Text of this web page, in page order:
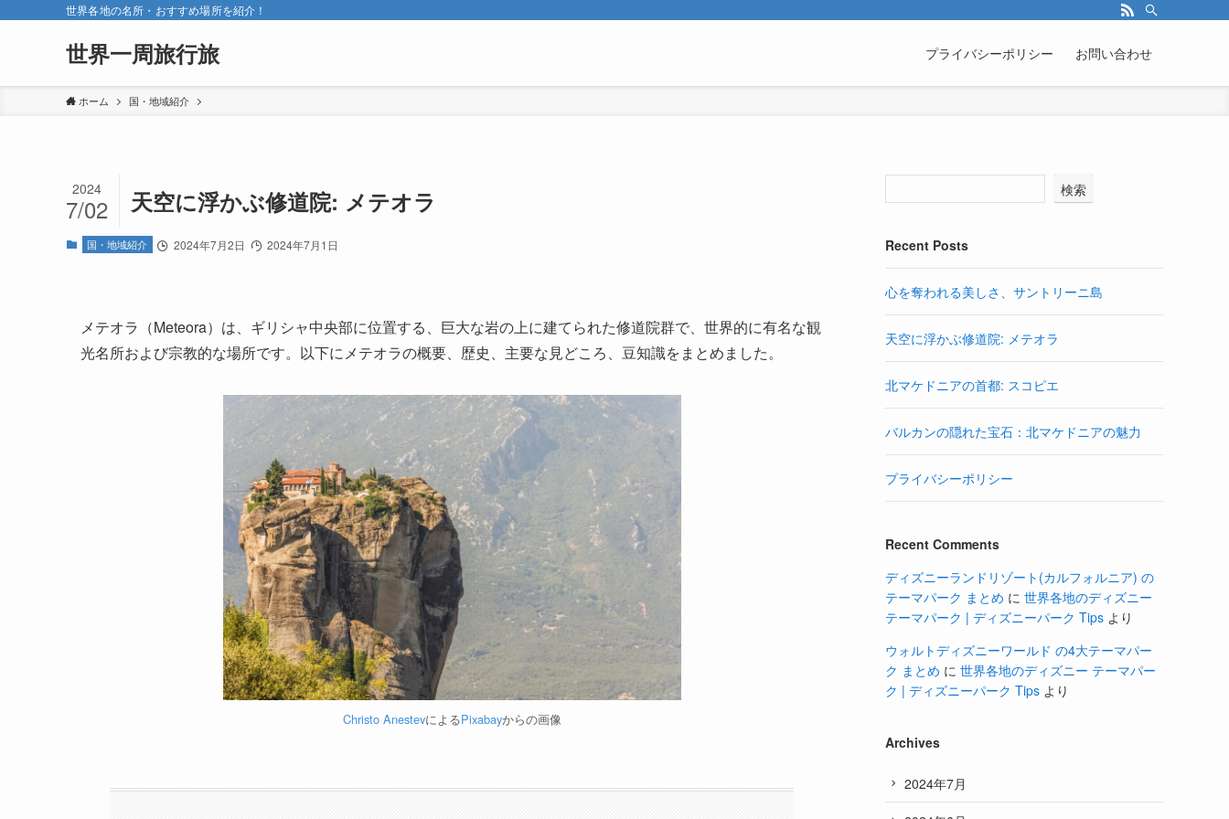
世界各地の名所・おすすめ場所を紹介！
世界一周旅行旅 プライバシーポリシー お問い合わせ
ホーム 国・地域紹介
天空に浮かぶ修道院: メテオラ
2024
7/02
国・地域紹介 2024年7月2日 2024年7月1日
メテオラ（Meteora）は、ギリシャ中央部に位置する、巨大な岩の上に建てられた修道院群で、世界的に有名な観
光名所および宗教的な場所です。以下にメテオラの概要、歴史、主要な見どころ、豆知識をまとめました。
Christo AnestevによるPixabayからの画像
検索
Recent Posts
心を奪われる美しさ、サントリーニ島
天空に浮かぶ修道院: メテオラ
北マケドニアの首都: スコピエ
バルカンの隠れた宝石：北マケドニアの魅力
プライバシーポリシー
Recent Comments
ディズニーランドリゾート(カルフォルニア) の
テーマパーク まとめ に 世界各地のディズニー
テーマパーク | ディズニーパーク Tips より
ウォルトディズニーワールド の4大テーマパー
ク まとめ に 世界各地のディズニー テーマパー
ク | ディズニーパーク Tips より
Archives
2024年7月